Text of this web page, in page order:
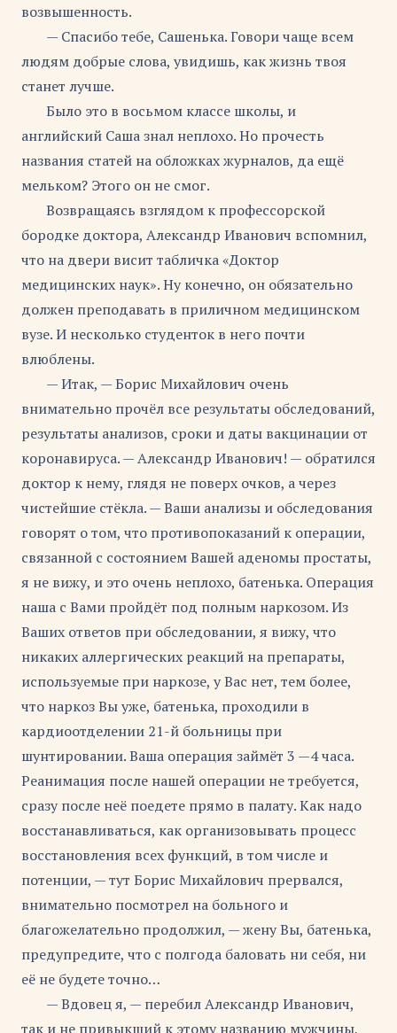
возвышенность.
— Спасибо тебе, Сашенька. Говори чаще всем
людям добрые слова, увидишь, как жизнь твоя
станет лучше.
Было это в восьмом классе школы, и
английский Саша знал неплохо. Но прочесть
названия статей на обложках журналов, да ещё
мельком? Этого он не смог.
Возвращаясь взглядом к профессорской
бородке доктора, Александр Иванович вспомнил,
что на двери висит табличка «Доктор
медицинских наук». Ну конечно, он обязательно
должен преподавать в приличном медицинском
вузе. И несколько студенток в него почти
влюблены.
— Итак, — Борис Михайлович очень
внимательно прочёл все результаты обследований,
результаты анализов, сроки и даты вакцинации от
коронавируса. — Александр Иванович! — обратился
доктор к нему, глядя не поверх очков, а через
чистейшие стёкла. — Ваши анализы и обследования
говорят о том, что противопоказаний к операции,
связанной с состоянием Вашей аденомы простаты,
я не вижу, и это очень неплохо, батенька. Операция
наша с Вами пройдёт под полным наркозом. Из
Ваших ответов при обследовании, я вижу, что
никаких аллергических реакций на препараты,
используемые при наркозе, у Вас нет, тем более,
что наркоз Вы уже, батенька, проходили в
кардиоотделении 21-й больницы при
шунтировании. Ваша операция займёт 3 —4 часа.
Реанимация после нашей операции не требуется,
сразу после неё поедете прямо в палату. Как надо
восстанавливаться, как организовывать процесс
восстановления всех функций, в том числе и
потенции, — тут Борис Михайлович прервался,
внимательно посмотрел на больного и
благожелательно продолжил, — жену Вы, батенька,
предупредите, что с полгода баловать ни себя, ни
её не будете точно…
— Вдовец я, — перебил Александр Иванович,
так и не привыкший к этому названию мужчины,